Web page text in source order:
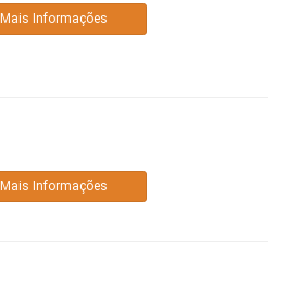
Mais Informações
Mais Informações